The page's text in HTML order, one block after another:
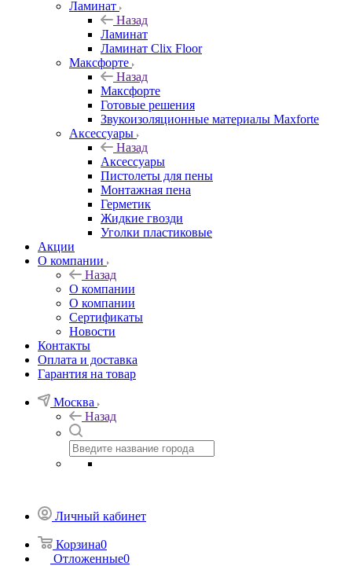
Ламинат
Назад
Ламинат
Ламинат Clix Floor
Максфорте
Назад
Максфорте
Готовые решения
Звукоизоляционные материалы Maxforte
Аксессуары
Назад
Аксессуары
Пистолеты для пены
Монтажная пена
Герметик
Жидкие гвозди
Уголки пластиковые
Акции
О компании
Назад
О компании
О компании
Сертификаты
Новости
Контакты
Оплата и доставка
Гарантия на товар
Москва
Назад
Личный кабинет
Корзина0
Отложенные0